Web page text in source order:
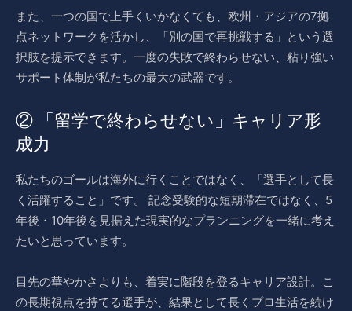
また、一つの国で上手くいかなくても、欧州・アジアの7拠
点ネットワークを活かし、「別の国で再挑戦する」という選
択肢を提示できます。一度の失敗で終わらせない、粘り強い
サポート体制が私たちの最大の武器です。
② 「留学で終わらせない」キャリア形
成力
私たちのゴールは海外に行くことではなく、「選手として長
く活躍すること」です。 記念受験的な短期滞在ではなく、5
年後・10年後を見据えた現実的なプランニングを一緒に考え
たいと思っています。
目先の華やかさよりも、着実に階段を登るキャリア設計。こ
の長期視点を持てる選手が、結果として長くプロ生活を続け